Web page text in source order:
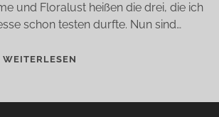
und Floralust heißen die drei, die ich
schon testen durfte. Nun sind…
WEITERLESEN